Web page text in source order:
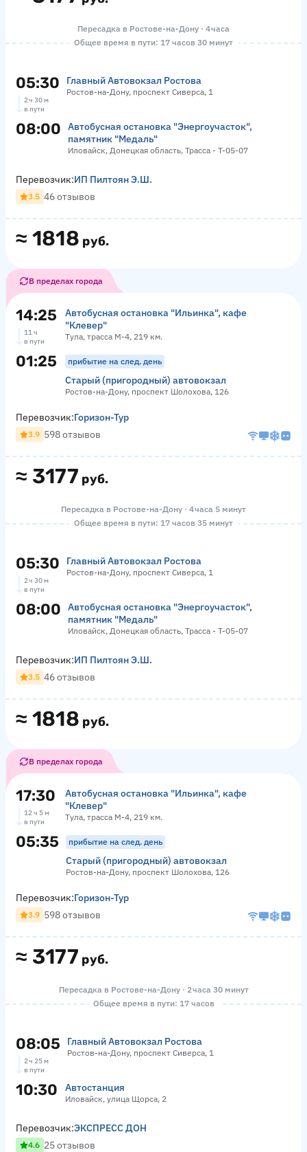
Пересадка в Ростове-на-Дону · 4 часа
Общее время в пути: 17 часов 30 минут
05:30 Главный Автовокзал Ростова
Ростов-на-Дону, проспект Сиверса, 1
2 ч 30 м
в пути
08:00
Автобусная остановка "Энергоучасток",
памятник "Медаль"
Иловайск, Донецкая область, Трасса - Т-05-07
≈ 1818 руб.
Перевозчик:ИП Пилтоян Э.Ш.
3.5 46 отзывов
В пределах города
14:25
Автобусная остановка "Ильинка", кафе
"Клевер"
Тула, трасса М-4, 219 км.
11 ч
в пути
01:25 прибытие на след. день
Старый (пригородный) автовокзал
Ростов-на-Дону, проспект Шолохова, 126
≈ 3177 руб.
Перевозчик:Горизон-Тур
3.9 598 отзывов
Пересадка в Ростове-на-Дону · 4 часа 5 минут
Общее время в пути: 17 часов 35 минут
05:30 Главный Автовокзал Ростова
Ростов-на-Дону, проспект Сиверса, 1
2 ч 30 м
в пути
08:00
Автобусная остановка "Энергоучасток",
памятник "Медаль"
Иловайск, Донецкая область, Трасса - Т-05-07
≈ 1818 руб.
Перевозчик:ИП Пилтоян Э.Ш.
3.5 46 отзывов
В пределах города
17:30
Автобусная остановка "Ильинка", кафе
"Клевер"
Тула, трасса М-4, 219 км.
12 ч 5 м
в пути
05:35 прибытие на след. день
Старый (пригородный) автовокзал
Ростов-на-Дону, проспект Шолохова, 126
≈ 3177 руб.
Перевозчик:Горизон-Тур
3.9 598 отзывов
Пересадка в Ростове-на-Дону · 2 часа 30 минут
Общее время в пути: 17 часов
08:05 Главный Автовокзал Ростова
Ростов-на-Дону, проспект Сиверса, 1
2 ч 25 м
в пути
10:30 Автостанция
Иловайск, улица Щорса, 2
Перевозчик:ЭКСПРЕСС ДОН
4.6 25 отзывов